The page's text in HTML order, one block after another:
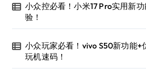
小众控必看！小米17 Pro实用新
验！
小众玩家必看！vivo S50新功能+
玩机速码！